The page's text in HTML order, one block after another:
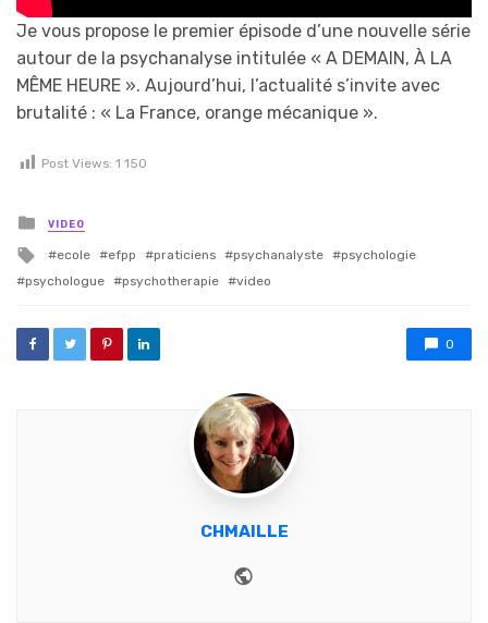
Je vous propose le premier épisode d’une nouvelle série
autour de la psychanalyse intitulée « A DEMAIN, À LA
MÊME HEURE ». Aujourd’hui, l’actualité s’invite avec
brutalité : « La France, orange mécanique ».
Post Views: 1 150
Posted in
VIDEO
Tagged with
ecole efpp praticiens psychanalyste
psychologie
psychologue
psychotherapie video
0
CHMAILLE